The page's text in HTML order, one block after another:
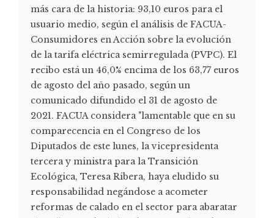
más cara de la historia: 93,10 euros para el
usuario medio, según el análisis de FACUA-
Consumidores en Acción sobre la evolución
de la tarifa eléctrica semirregulada (PVPC). El
recibo está un 46,0% encima de los 63,77 euros
de agosto del año pasado, según un
comunicado difundido el 31 de agosto de
2021. FACUA considera "lamentable que en su
comparecencia en el Congreso de los
Diputados de este lunes, la vicepresidenta
tercera y ministra para la Transición
Ecológica, Teresa Ribera, haya eludido su
responsabilidad negándose a acometer
reformas de calado en el sector para abaratar